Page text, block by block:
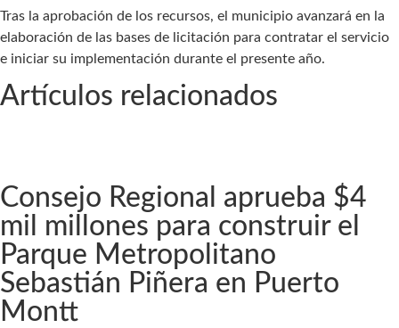
Tras la aprobación de los recursos, el municipio avanzará en la
elaboración de las bases de licitación para contratar el servicio
e iniciar su implementación durante el presente año.
Artículos relacionados
Consejo Regional aprueba $4
mil millones para construir el
Parque Metropolitano
Sebastián Piñera en Puerto
Montt